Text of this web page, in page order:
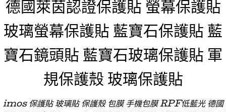
德國萊茵認證保護貼 螢幕保護貼
玻璃螢幕保護貼 藍寶石保護貼 藍
寶石鏡頭貼 藍寶石玻璃保護貼 軍
規保護殼 玻璃保護貼
imos 保護貼 玻璃貼 保護殼 包膜 手機包膜 RPF低藍光 德國